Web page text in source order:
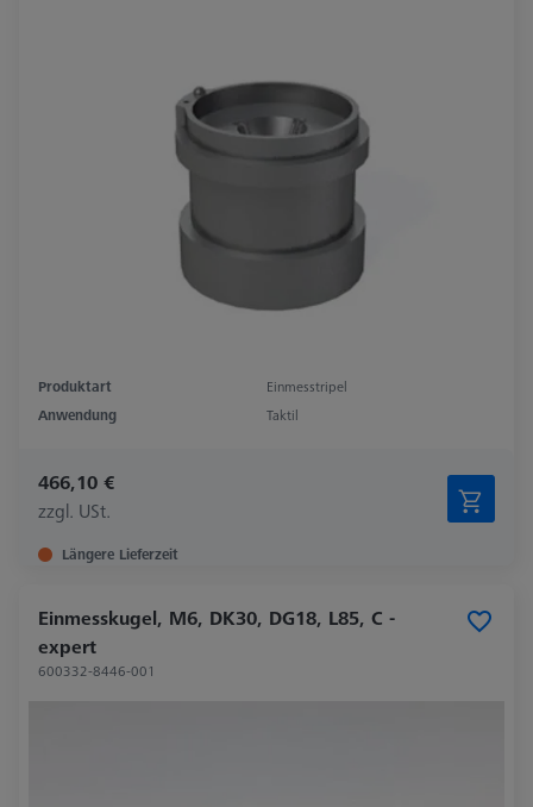
Produktart
Einmesstripel
Anwendung
Taktil
466,10 €
zzgl. USt.
Längere Lieferzeit
Einmesskugel, M6, DK30, DG18, L85, C -
expert
600332-8446-001